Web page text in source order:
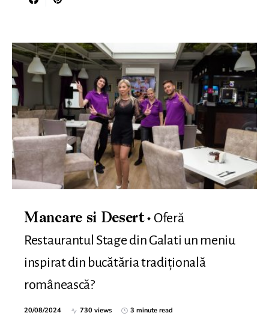
Mancare si Desert
Oferă
Restaurantul Stage din Galati un meniu
inspirat din bucătăria tradițională
românească?
20/08/2024 730 views 3 minute read